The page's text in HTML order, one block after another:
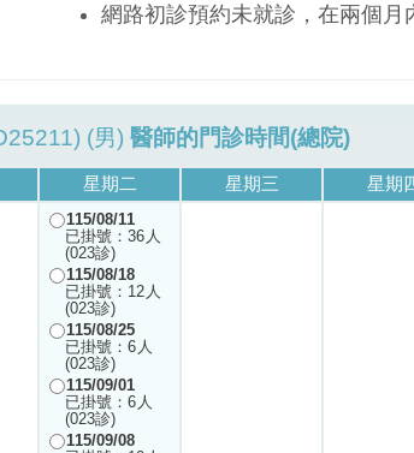
網路初診預約未就診，在兩個月